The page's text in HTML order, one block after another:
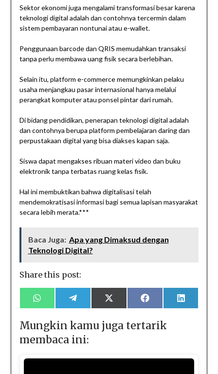
Sektor ekonomi juga mengalami transformasi besar karena
teknologi digital adalah dan contohnya tercermin dalam
sistem pembayaran nontunai atau e-wallet.
Penggunaan barcode dan QRIS memudahkan transaksi
tanpa perlu membawa uang fisik secara berlebihan.
Selain itu, platform e-commerce memungkinkan pelaku
usaha menjangkau pasar internasional hanya melalui
perangkat komputer atau ponsel pintar dari rumah.
Di bidang pendidikan, penerapan teknologi digital adalah
dan contohnya berupa platform pembelajaran daring dan
perpustakaan digital yang bisa diakses kapan saja.
Siswa dapat mengakses ribuan materi video dan buku
elektronik tanpa terbatas ruang kelas fisik.
Hal ini membuktikan bahwa digitalisasi telah
mendemokratisasi informasi bagi semua lapisan masyarakat
secara lebih merata.***
Baca Juga: Apa yang Dimaksud dengan
Teknologi Digital?
Share this post:
Share
on
Share
on
Share
on
(Twitter)
Share
on
Share
on
Mungkin kamu juga tertarik
membaca ini: